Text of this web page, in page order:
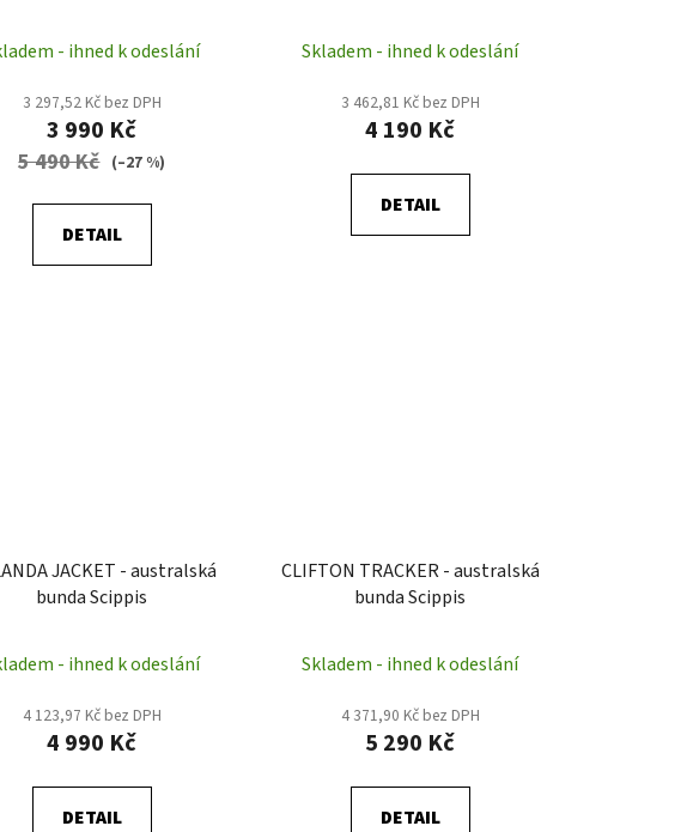
- ihned k odeslání
3 297,52 Kč bez DPH
3 990 Kč
5 490 Kč (–27 %)
DETAIL
Skladem - ihned k odeslání
3 462,81 Kč bez DPH
4 190 Kč
DETAIL
JACKET - australská
bunda Scippis
- ihned k odeslání
4 123,97 Kč bez DPH
4 990 Kč
DETAIL
CLIFTON TRACKER - australská
bunda Scippis
Skladem - ihned k odeslání
4 371,90 Kč bez DPH
5 290 Kč
DETAIL